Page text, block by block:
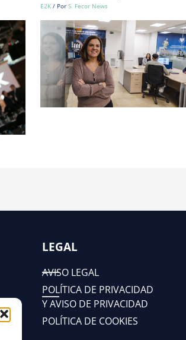
E2K / Por S. Fecor News
LEGAL
AVISO LEGAL
POLÍTICA DE PRIVACIDAD
Y AVISO DE PRIVACIDAD
POLÍTICA DE COOKIES